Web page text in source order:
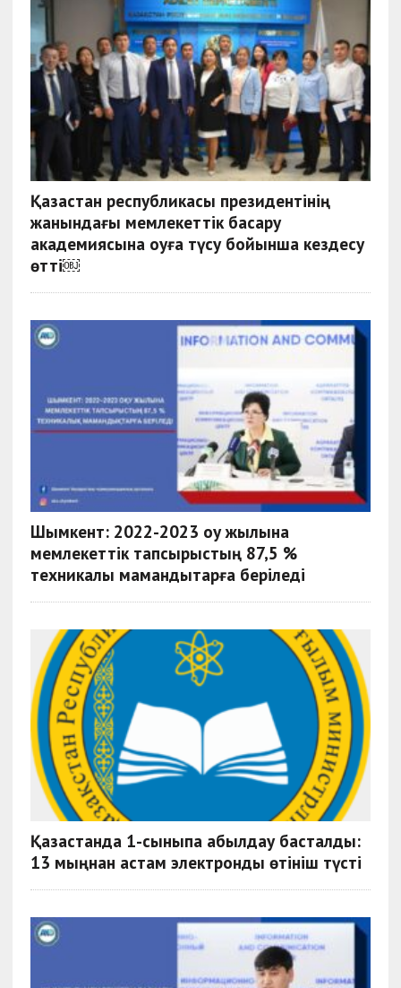
Қазақстан республикасы президентінің
жанындағы мемлекеттік басқару
академиясына оқуға түсу бойынша кездесу
өтті￼
Шымкент: 2022-2023 оқу жылына
мемлекеттік тапсырыстың 87,5 %
техникалық мамандықтарға беріледі
Қазақстанда 1-сыныпқа қабылдау басталды:
13 мыңнан астам электронды өтініш түсті